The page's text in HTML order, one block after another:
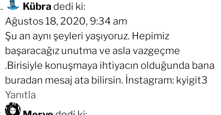
Kübra dedi ki:
Ağustos 18, 2020, 9:34 am
Şu an aynı şeyleri yaşıyoruz. Hepimiz
başaracağız unutma ve asla vazgeçme
.Birisiyle konuşmaya ihtiyacın olduğunda bana
buradan mesaj ata bilirsin. İnstagram: kyigit3
Yanıtla